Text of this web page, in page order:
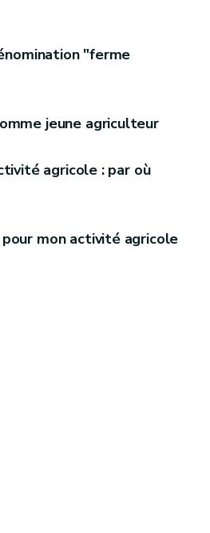
"ferme
jeune agriculteur
agricole : par où
mon activité agricole